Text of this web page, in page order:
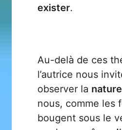
exister.
Au-delà de ces
l’autrice nous
observer la nature
nous, comme les
bougent sous le